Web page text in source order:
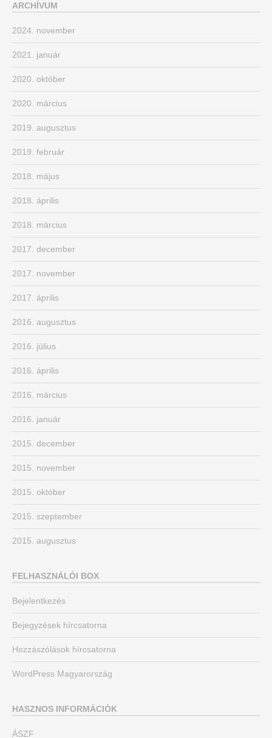
ARCHÍVUM
2024. november
2021. január
2020. október
2020. március
2019. augusztus
2019. február
2018. május
2018. április
2018. március
2017. december
2017. november
2017. április
2016. augusztus
2016. július
2016. április
2016. március
2016. január
2015. december
2015. november
2015. október
2015. szeptember
2015. augusztus
FELHASZNÁLÓI BOX
Bejelentkezés
Bejegyzések hírcsatorna
Hozzászólások hírcsatorna
WordPress Magyarország
HASZNOS INFORMÁCIÓK
ÁSZF